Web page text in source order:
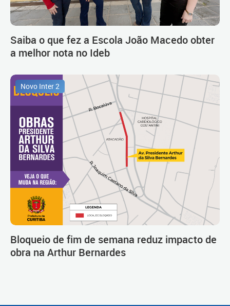
Saiba o que fez a Escola João Macedo obter
a melhor nota no Ideb
Novo Inter 2
Bloqueio de fim de semana reduz impacto de
obra na Arthur Bernardes